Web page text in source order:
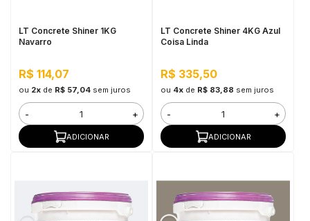
LT Concrete Shiner 1KG
Navarro
R$ 114,07
ou 2xde R$ 57,04 sem juros
- +
ADICIONAR
LT Concrete Shiner 4KG Azul
Coisa Linda
R$ 335,50
ou 4xde R$ 83,88 sem juros
- +
ADICIONAR